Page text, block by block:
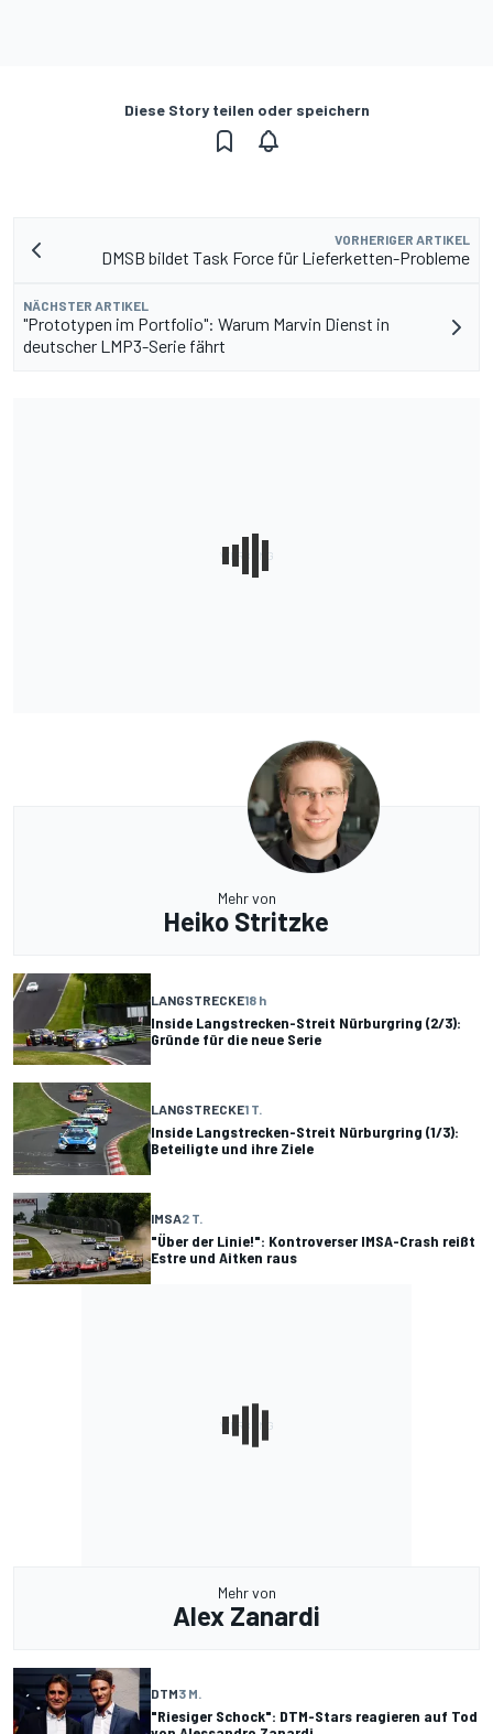
Diese Story teilen oder speichern
VORHERIGER ARTIKEL
DMSB bildet Task Force für Lieferketten-Probleme
NÄCHSTER ARTIKEL
"Prototypen im Portfolio": Warum Marvin Dienst in
deutscher LMP3-Serie fährt
Mehr von
Heiko Stritzke
LANGSTRECKE18 h
Inside Langstrecken-Streit Nürburgring (2/3):
Gründe für die neue Serie
LANGSTRECKE1 T.
Inside Langstrecken-Streit Nürburgring (1/3):
Beteiligte und ihre Ziele
IMSA2 T.
"Über der Linie!": Kontroverser IMSA-Crash reißt
Estre und Aitken raus
Mehr von
Alex Zanardi
DTM3 M.
"Riesiger Schock": DTM-Stars reagieren auf Tod